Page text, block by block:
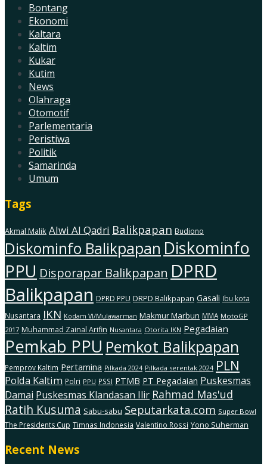
Bontang
Ekonomi
Kaltara
Kaltim
Kukar
Kutim
News
Olahraga
Otomotif
Parlementaria
Peristiwa
Politik
Samarinda
Umum
Tags
Akmal Malik Alwi Al Qadri Balikpapan Budiono
Diskominfo Balikpapan Diskominfo
PPU Disporapar Balikpapan DPRD
Balikpapan DPRD PPU DRPD Balikpapan Gasali Ibu kota
Nusantara IKN Kodam Vl/Mulawarman Makmur Marbun MMA MotoGP
2017 Muhammad Zainal Arifin Nusantara Otorita IKN Pegadaian
Pemkab PPU Pemkot Balikpapan
Pemprov Kaltim Pertamina Pilkada 2024 Pilkada serentak 2024 PLN
Polda Kaltim Polri PPU PSSI PTMB PT Pegadaian Puskesmas
Damai Puskesmas Klandasan Ilir Rahmad Mas'ud
Ratih Kusuma Sabu-sabu Seputarkata.com Super Bowl
The Presidents Cup Timnas Indonesia Valentino Rossi Yono Suherman
Recent News